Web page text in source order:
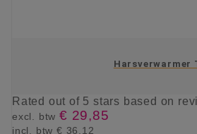
Harsverwarmer
Rated out of 5 stars based on
excl. btw € 29,85
incl. btw € 36,12